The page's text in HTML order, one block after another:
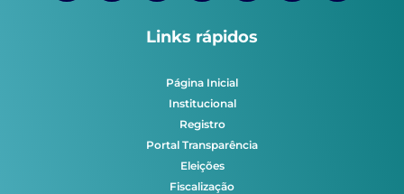
Links rápidos
Página Inicial
Institucional
Registro
Portal Transparência
Eleições
Fiscalização